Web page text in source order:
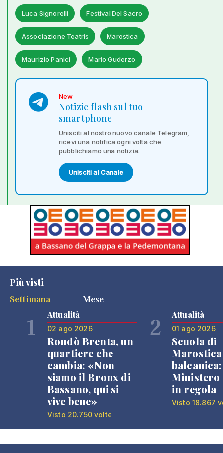
Luca Signorelli Festival Del Sacro
Associazione Teatris Marostica
Maurizio Panici Mario Guderzo
New
Notizie flash sul tuo
smartphone
Unisciti al nostro nuovo canale Telegram,
ricevi una notifica ogni volta che
pubblichiamo una notizia.
Unisciti al Canale
Più visti
Settimana
Mese
1 Attualità
02 ago 2026
Rondò Brenta, un
quartiere che
cambia: «Non
siamo il Bronx di
Bassano, qui si
vive bene»
Visto 20.750 volte
2 Attualità
01 ago 2026
Scuola di
Ministero
in regola
Visto 18.867